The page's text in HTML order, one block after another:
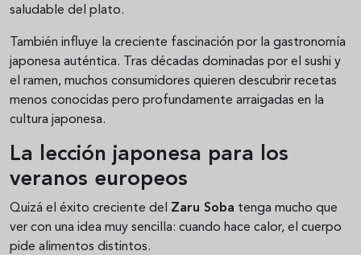
saludable del plato.
También influye la creciente fascinación por la gastronomía
japonesa auténtica. Tras décadas dominadas por el sushi y
el ramen, muchos consumidores quieren descubrir recetas
menos conocidas pero profundamente arraigadas en la
cultura japonesa.
La lección japonesa para los
veranos europeos
Quizá el éxito creciente del Zaru Soba tenga mucho que
ver con una idea muy sencilla: cuando hace calor, el cuerpo
pide alimentos distintos.